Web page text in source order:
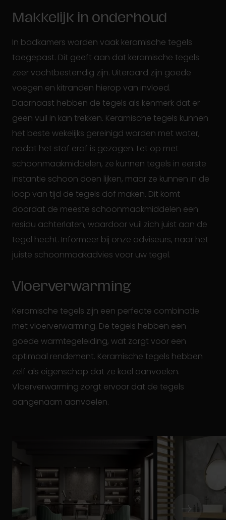
Makkelijk in onderhoud
In badkamers worden vaak keramische tegels
toegepast. Dit geeft aan dat keramische tegels
zeer vochtbestendig zijn. Uiteraard zijn goede
voegen en kitranden hierop van invloed.
Daarnaast hebben de tegels als kenmerk dat er
geen vuil in kan trekken. Keramische tegels kunnen
het beste wekelijks gereinigd worden met water,
nadat het stof eraf is gezogen. Let op met
schoonmaakmiddelen, ze kunnen tegels in eerste
instantie schoon doen lijken, maar ze kunnen in de
loop van tijd de tegels dof maken. Dit komt
doordat de meeste schoonmaakmiddelen een
residu achterlaten, waardoor vuil zich juist aan de
tegel hecht. Informeer bij onze adviseurs, naar het
juiste schoonmaakadvies voor uw tegel.
Vloerverwarming
Keramische tegels zijn een perfecte combinatie
met vloerverwarming. De tegels hebben een
goede warmtegeleiding, wat zorgt voor een
optimaal rendement. Keramische tegels hebben
zelf als eigenschap dat ze koel aanvoelen.
Vloerverwarming zorgt ervoor dat de tegels
aangenaam aanvoelen.